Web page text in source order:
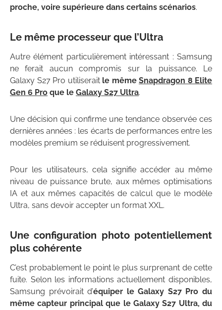
proche, voire supérieure dans certains scénarios.
Le même processeur que l’Ultra
Autre élément particulièrement intéressant : Samsung
ne ferait aucun compromis sur la puissance. Le
Galaxy S27 Pro utiliserait le même Snapdragon 8 Elite
Gen 6 Pro que le Galaxy S27 Ultra.
Une décision qui confirme une tendance observée ces
dernières années : les écarts de performances entre les
modèles premium se réduisent progressivement.
Pour les utilisateurs, cela signifie accéder au même
niveau de puissance brute, aux mêmes optimisations
IA et aux mêmes capacités de calcul que le modèle
Ultra, sans devoir accepter un format XXL.
Une configuration photo potentiellement
plus cohérente
C’est probablement le point le plus surprenant de cette
fuite. Selon les informations actuellement disponibles,
Samsung prévoirait d’équiper le Galaxy S27 Pro du
même capteur principal que le Galaxy S27 Ultra, du